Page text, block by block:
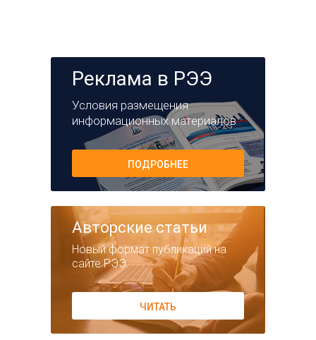
Реклама в РЭЭ
Условия размещения
информационных материалов
ПОДРОБНЕЕ
Авторские статьи
Новый формат публикаций на
сайте РЭЭ
ЧИТАТЬ